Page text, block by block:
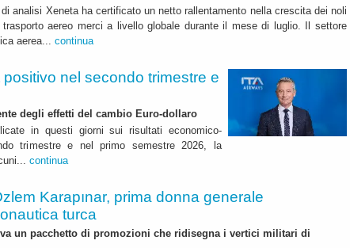
di analisi Xeneta ha certificato un netto rallentamento nella crescita dei noli
aereo merci a livello globale durante il mese di luglio. Il settore
aerea... continua
positivo nel secondo trimestre e
degli effetti del cambio Euro-dollaro
in questi giorni sui risultati economico-
trimestre e nel primo semestre 2026, la
continua
Karapınar, prima donna generale
turca
un pacchetto di promozioni che ridisegna i vertici militari di